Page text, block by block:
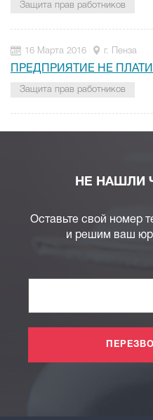
Защита прав работников
16 Марта 2016 г. Пенза
ПРЕДПРИЯТИЕ НЕ
Защита прав работников
НЕ НАШЛИ
Оставьте свой номер
и решим ваш